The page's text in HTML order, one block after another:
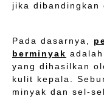
jika dibandingkan
Pada dasarnya,
berminyak
yang dihasilkan
kulit kepala.
minyak dan sel-